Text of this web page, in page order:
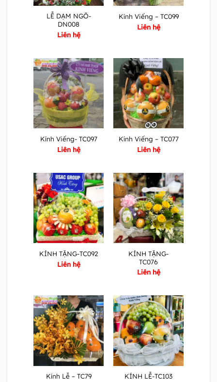
LỄ DẠM NGÕ-
DN008
Liên hệ
Kính Viếng – TC099
Liên hệ
Kính Viếng- TC097
Liên hệ
Kính Viếng – TC077
Liên hệ
KÍNH TẶNG-TC092
Liên hệ
KÍNH TẶNG-
TC076
Liên hệ
Kính Lễ – TC79
KÍNH LỄ-TC103